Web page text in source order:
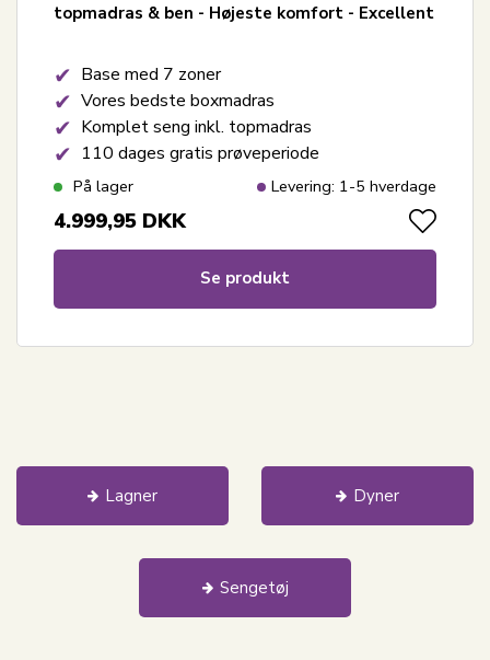
topmadras & ben - Højeste komfort - Excellent
På lager Levering: 1-5 hverdage
Base med 7 zoner
Vores bedste boxmadras
Komplet seng inkl. topmadras
110 dages gratis prøveperiode
4.999,95 DKK
Se produkt
Lagner Dyner
Sengetøj